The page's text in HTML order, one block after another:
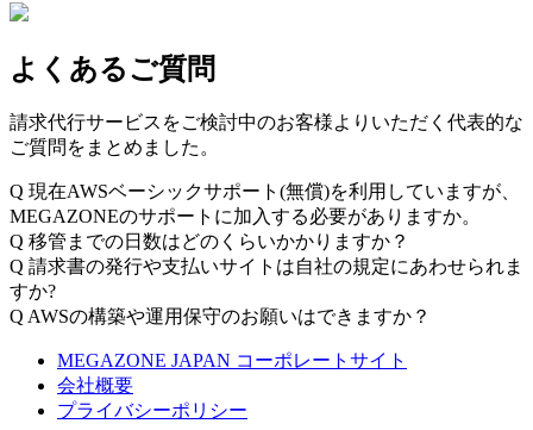
よくあるご質問
請求代行サービスをご検討中のお客様よりいただく代表的な
ご質問をまとめました。
Q 現在AWSベーシックサポート(無償)を利用していますが、
MEGAZONEのサポートに加入する必要がありますか。
Q 移管までの日数はどのくらいかかりますか？
Q 請求書の発行や支払いサイトは自社の規定にあわせられま
すか?
Q AWSの構築や運用保守のお願いはできますか？
MEGAZONE JAPAN コーポレートサイト
会社概要
プライバシーポリシー